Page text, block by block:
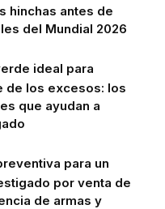
hinchas antes de
del Mundial 2026
ideal para
de los excesos: los
que ayudan a
para un
por venta de
de armas y